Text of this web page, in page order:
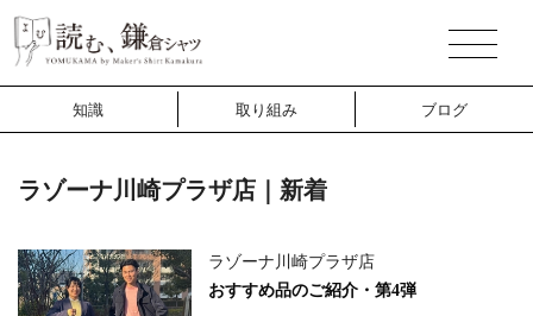
知識 取り組み ブログ
ラゾーナ川崎プラザ店｜新着
ラゾーナ川崎プラザ店
おすすめ品のご紹介・第4弾